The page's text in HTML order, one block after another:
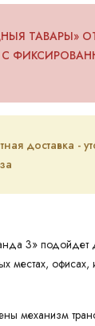
ТАВАРЫ»
С
доставка -
3» подойдет
местах, офисах,
механизм